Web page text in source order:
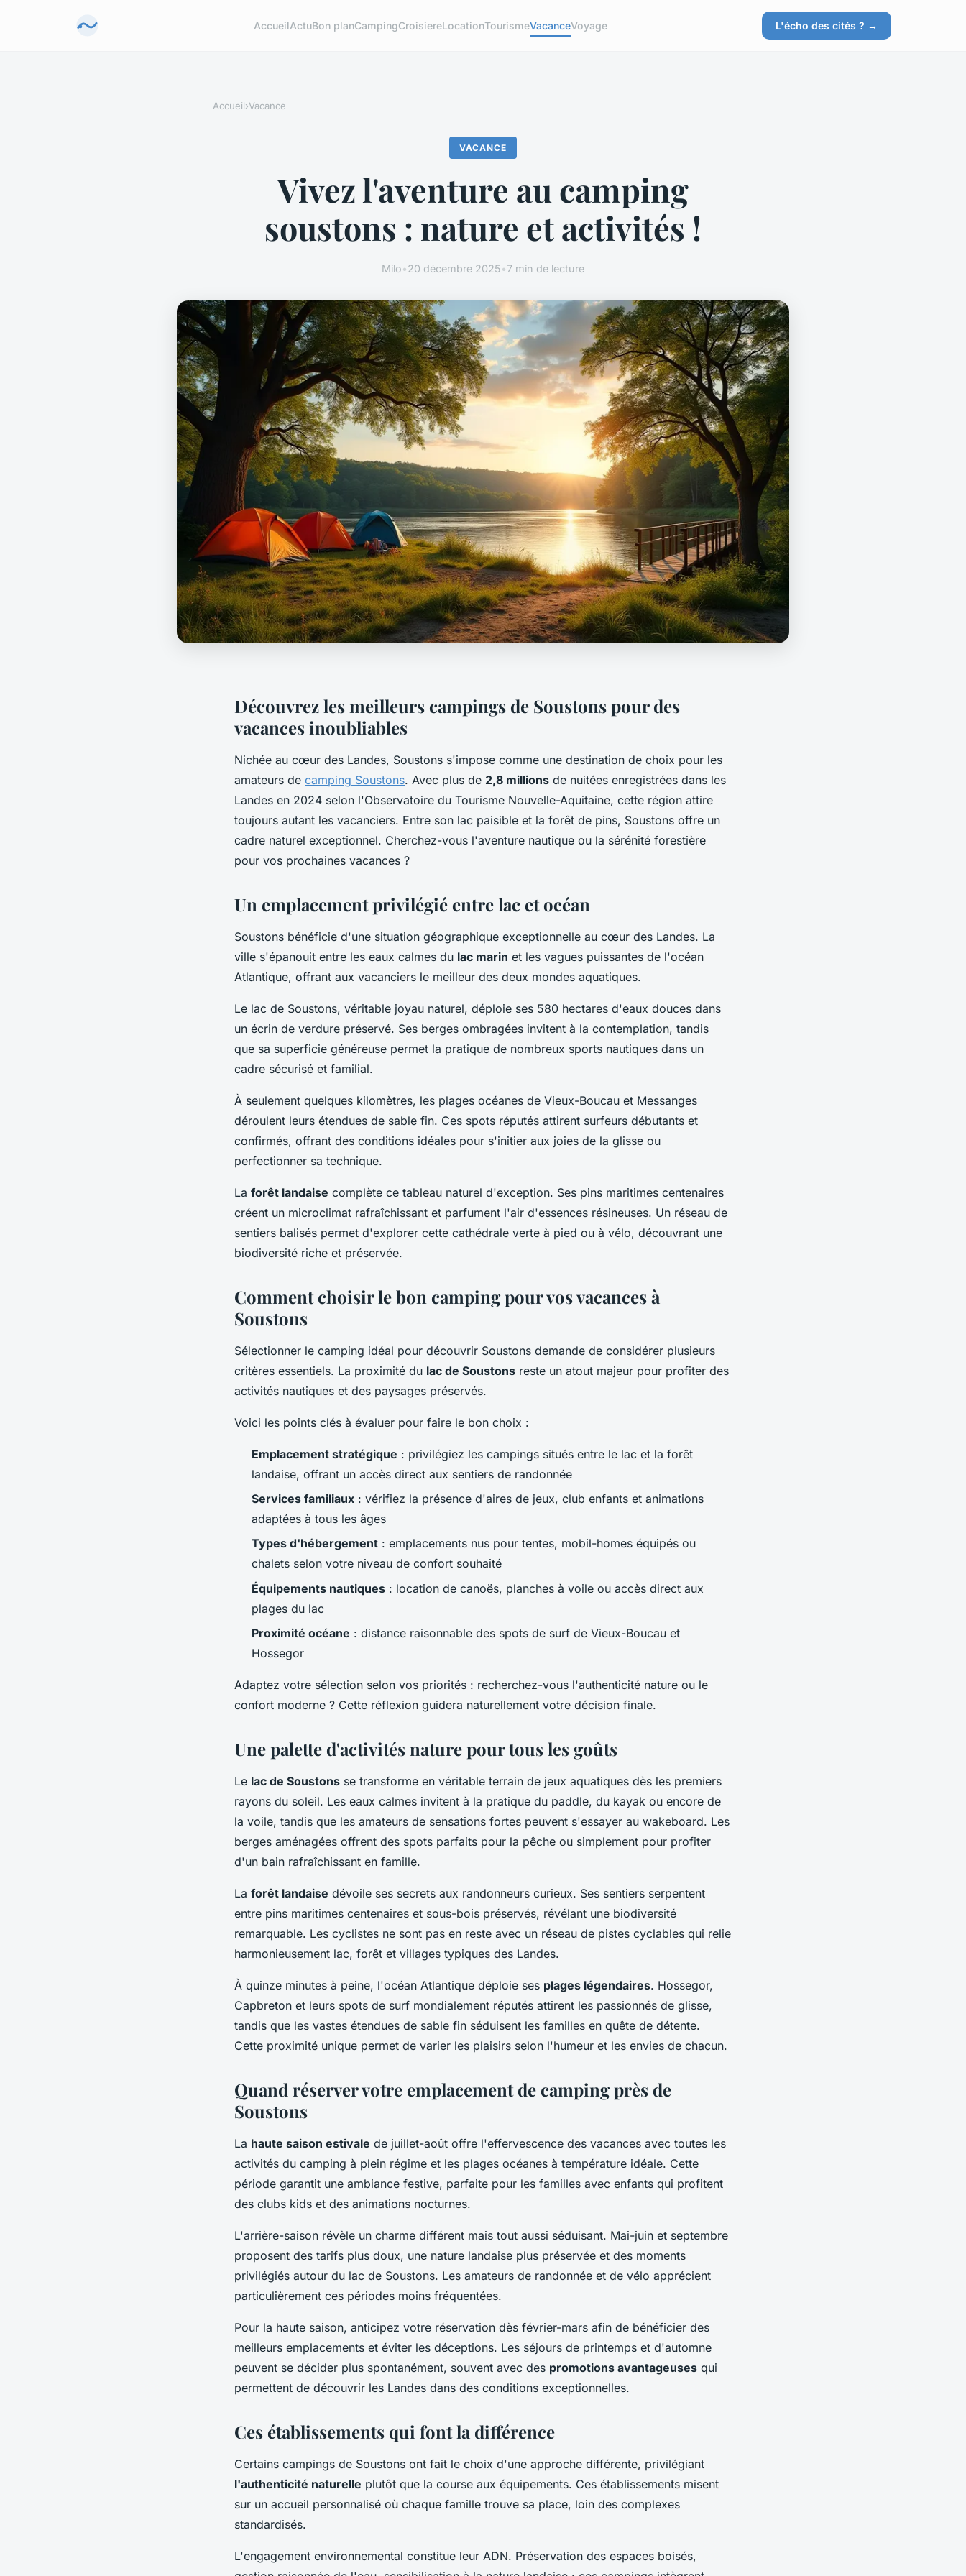
AccueilActuBon planCampingCroisiereLocationTourismeVacanceVoyage L'écho des cités ? →
Accueil›Vacance
VACANCE
Vivez l'aventure au camping
soustons : nature et activités !
Milo•20 décembre 2025•7 min de lecture
Découvrez les meilleurs campings de Soustons pour des
vacances inoubliables
Nichée au cœur des Landes, Soustons s'impose comme une destination de choix pour les
amateurs de camping Soustons. Avec plus de 2,8 millions de nuitées enregistrées dans les
Landes en 2024 selon l'Observatoire du Tourisme Nouvelle-Aquitaine, cette région attire
toujours autant les vacanciers. Entre son lac paisible et la forêt de pins, Soustons offre un
cadre naturel exceptionnel. Cherchez-vous l'aventure nautique ou la sérénité forestière
pour vos prochaines vacances ?
Un emplacement privilégié entre lac et océan
Soustons bénéficie d'une situation géographique exceptionnelle au cœur des Landes. La
ville s'épanouit entre les eaux calmes du lac marin et les vagues puissantes de l'océan
Atlantique, offrant aux vacanciers le meilleur des deux mondes aquatiques.
Le lac de Soustons, véritable joyau naturel, déploie ses 580 hectares d'eaux douces dans
un écrin de verdure préservé. Ses berges ombragées invitent à la contemplation, tandis
que sa superficie généreuse permet la pratique de nombreux sports nautiques dans un
cadre sécurisé et familial.
À seulement quelques kilomètres, les plages océanes de Vieux-Boucau et Messanges
déroulent leurs étendues de sable fin. Ces spots réputés attirent surfeurs débutants et
confirmés, offrant des conditions idéales pour s'initier aux joies de la glisse ou
perfectionner sa technique.
La forêt landaise complète ce tableau naturel d'exception. Ses pins maritimes centenaires
créent un microclimat rafraîchissant et parfument l'air d'essences résineuses. Un réseau de
sentiers balisés permet d'explorer cette cathédrale verte à pied ou à vélo, découvrant une
biodiversité riche et préservée.
Comment choisir le bon camping pour vos vacances à
Soustons
Sélectionner le camping idéal pour découvrir Soustons demande de considérer plusieurs
critères essentiels. La proximité du lac de Soustons reste un atout majeur pour profiter des
activités nautiques et des paysages préservés.
Voici les points clés à évaluer pour faire le bon choix :
Emplacement stratégique : privilégiez les campings situés entre le lac et la forêt
landaise, offrant un accès direct aux sentiers de randonnée
Services familiaux : vérifiez la présence d'aires de jeux, club enfants et animations
adaptées à tous les âges
Types d'hébergement : emplacements nus pour tentes, mobil-homes équipés ou
chalets selon votre niveau de confort souhaité
Équipements nautiques : location de canoës, planches à voile ou accès direct aux
plages du lac
Proximité océane : distance raisonnable des spots de surf de Vieux-Boucau et
Hossegor
Adaptez votre sélection selon vos priorités : recherchez-vous l'authenticité nature ou le
confort moderne ? Cette réflexion guidera naturellement votre décision finale.
Une palette d'activités nature pour tous les goûts
Le lac de Soustons se transforme en véritable terrain de jeux aquatiques dès les premiers
rayons du soleil. Les eaux calmes invitent à la pratique du paddle, du kayak ou encore de
la voile, tandis que les amateurs de sensations fortes peuvent s'essayer au wakeboard. Les
berges aménagées offrent des spots parfaits pour la pêche ou simplement pour profiter
d'un bain rafraîchissant en famille.
La forêt landaise dévoile ses secrets aux randonneurs curieux. Ses sentiers serpentent
entre pins maritimes centenaires et sous-bois préservés, révélant une biodiversité
remarquable. Les cyclistes ne sont pas en reste avec un réseau de pistes cyclables qui relie
harmonieusement lac, forêt et villages typiques des Landes.
À quinze minutes à peine, l'océan Atlantique déploie ses plages légendaires. Hossegor,
Capbreton et leurs spots de surf mondialement réputés attirent les passionnés de glisse,
tandis que les vastes étendues de sable fin séduisent les familles en quête de détente.
Cette proximité unique permet de varier les plaisirs selon l'humeur et les envies de chacun.
Quand réserver votre emplacement de camping près de
Soustons
La haute saison estivale de juillet-août offre l'effervescence des vacances avec toutes les
activités du camping à plein régime et les plages océanes à température idéale. Cette
période garantit une ambiance festive, parfaite pour les familles avec enfants qui profitent
des clubs kids et des animations nocturnes.
L'arrière-saison révèle un charme différent mais tout aussi séduisant. Mai-juin et septembre
proposent des tarifs plus doux, une nature landaise plus préservée et des moments
privilégiés autour du lac de Soustons. Les amateurs de randonnée et de vélo apprécient
particulièrement ces périodes moins fréquentées.
Pour la haute saison, anticipez votre réservation dès février-mars afin de bénéficier des
meilleurs emplacements et éviter les déceptions. Les séjours de printemps et d'automne
peuvent se décider plus spontanément, souvent avec des promotions avantageuses qui
permettent de découvrir les Landes dans des conditions exceptionnelles.
Ces établissements qui font la différence
Certains campings de Soustons ont fait le choix d'une approche différente, privilégiant
l'authenticité naturelle plutôt que la course aux équipements. Ces établissements misent
sur un accueil personnalisé où chaque famille trouve sa place, loin des complexes
standardisés.
L'engagement environnemental constitue leur ADN. Préservation des espaces boisés,